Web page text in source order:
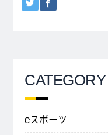
CATEGORY
eスポーツ